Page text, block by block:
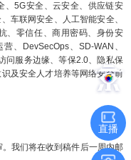
、5G安全、云安全、供应链安
车联网安全、人工智能安全、
、零信任、商用密码、身份安
、DevSecOps、SD-WAN、
问服务边缘、等保2.0、隐私保
及安全人才培养等网络安全前
我们将在收到稿件后一周内邮
直播